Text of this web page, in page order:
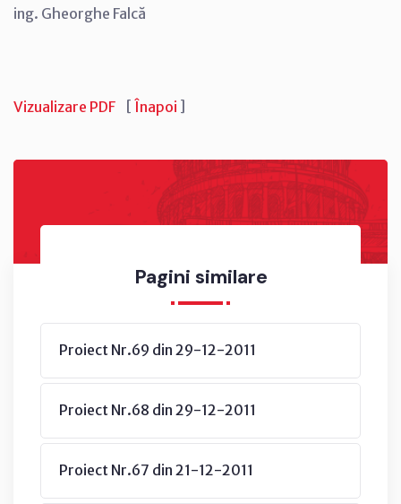
Pagini similare
Proiect Nr.69 din 29-12-2011
Proiect Nr.68 din 29-12-2011
Proiect Nr.67 din 21-12-2011
ing. Gheorghe Falcă
Vizualizare PDF [ Înapoi ]